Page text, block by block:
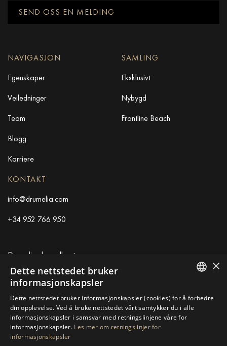
SEND OSS EN MELDING
NAVIGASJON
Egenskaper
Veiledninger
Team
Blogg
Karriere
SAMLING
Eksklusivt
Nybygd
Frontline Beach
KONTAKT
info@drumelia.com
+34 952 766 950
Drumelias hovedkontor
Centro de Negocios Puerta de Banus
Edificio B, Local 11
29660 Marbella
+34 952 766 950
info@drumelia.com
SPANISH
×
Dette nettstedet bruker
informasjonskapsler
Dette nettstedet bruker informasjonskapsler (cookies) for å forbedre
din opplevelse. Ved å bruke nettstedet vårt samtykker du i alle
informasjonskapsler i samsvar med retningslinjene våre for
informasjonskapsler. Les mer om retningslinjer for
informasjonskapsler